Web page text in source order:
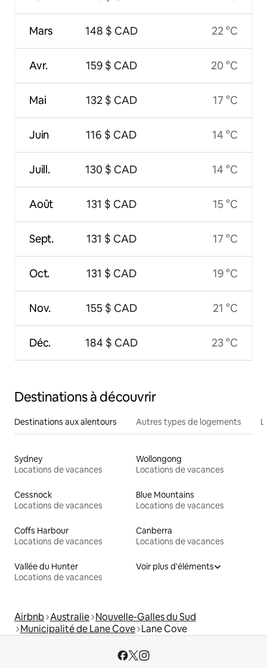
Mars
Avr.
Mai
Juin
Juill.
Août
Sept.
Oct.
Nov.
Déc.
148 $ CAD
159 $ CAD
132 $ CAD
116 $ CAD
130 $ CAD
131 $ CAD
131 $ CAD
131 $ CAD
155 $ CAD
184 $ CAD
22 °C
20 °C
17 °C
14 °C
14 °C
15 °C
17 °C
19 °C
21 °C
23 °C
Destinations à découvrir
Destinations aux alentours Autres types de logements
Sydney
Locations de vacances
Wollongong
Locations de vacances
Cessnock
Locations de vacances
Blue Mountains
Locations de vacances
Coffs Harbour
Locations de vacances
Canberra
Locations de vacances
Vallée du Hunter
Locations de vacances
Voir plus d'éléments
Airbnb Australie Nouvelle-Galles du Sud
Municipalité de Lane Cove Lane Cove